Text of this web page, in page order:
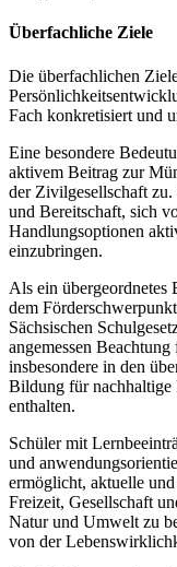
Überfachliche Ziele
Die überfachlichen
Fach konkretisiert und
Eine besondere
aktivem Beitrag zur
der Zivilgesellschaft
und Bereitschaft, sich
Handlungsoptionen
einzubringen.
Als ein übergeordnetes
dem
Sächsischen
angemessen
insbesondere in den
Bildung für
enthalten.
Schüler mit
und
ermöglicht, aktuelle
Freizeit, Gesellschaft
Natur und Umwelt zu
von der